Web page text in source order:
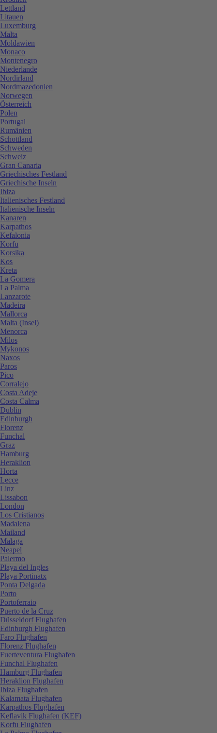
Lettland
Litauen
Luxemburg
Malta
Moldawien
Monaco
Montenegro
Niederlande
Nordirland
Nordmazedonien
Norwegen
Österreich
Polen
Portugal
Rumänien
Schottland
Schweden
Schweiz
Gran Canaria
Griechisches Festland
Griechische Inseln
Ibiza
Italienisches Festland
Italienische Inseln
Kanaren
Karpathos
Kefalonia
Korfu
Korsika
Kos
Kreta
La Gomera
La Palma
Lanzarote
Madeira
Mallorca
Malta (Insel)
Menorca
Milos
Mykonos
Naxos
Paros
Pico
Corralejo
Costa Adeje
Costa Calma
Dublin
Edinburgh
Florenz
Funchal
Graz
Hamburg
Heraklion
Horta
Lecce
Linz
Lissabon
London
Los Cristianos
Madalena
Mailand
Malaga
Neapel
Palermo
Playa del Ingles
Playa Portinatx
Ponta Delgada
Porto
Portoferraio
Puerto de la Cruz
Düsseldorf Flughafen
Edinburgh Flughafen
Faro Flughafen
Florenz Flughafen
Fuerteventura Flughafen
Funchal Flughafen
Hamburg Flughafen
Heraklion Flughafen
Ibiza Flughafen
Kalamata Flughafen
Karpathos Flughafen
Keflavik Flughafen (KEF)
Korfu Flughafen